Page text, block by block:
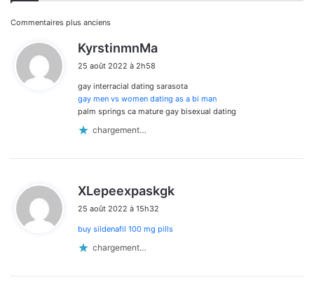
Navigation
dans
les
commentaires
Commentaires plus anciens
KyrstinmnMa
:
25 août 2022 à 2h58
gay interracial dating sarasota
gay men vs women dating as a bi man
palm springs ca mature gay bisexual dating
chargement…
XLepeexpaskgk
25 août 2022 à 15h32
buy sildenafil 100 mg pills
chargement…